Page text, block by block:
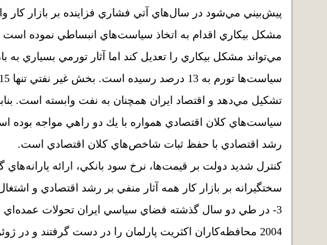
پيش‌بيني مي‌شود در سال‌هاي آتي فشاري فزاينده بر بازار
مشكل بيكاري اقدام به اتخاذ سياست‌هاي انبساطي نموده
مي‌تواند مشكل بيكاري را تعديل كند اما آثار تورمي بسياري به
تشكيل مي‌دهد و اقتصاد ايران همچنان به نفت وابسته است.
سياست‌هاي كلان اقتصادي همواره با يك دو راهي مواجه بوده
رشد اقتصادي با حفظ ثبات شاخص‌هاي كلان اقتصادي است.
كنترل شديد دولت بر قيمت‌ها، نرخ سود بانكي، ارائه يارانه‌هاي
سختگيرانه بر بازار كار همه آثار منفي بر رشد اقتصادي و
3- در طي دو سال گذشته فضاي سياسي ايران تحولات عمده‌اي